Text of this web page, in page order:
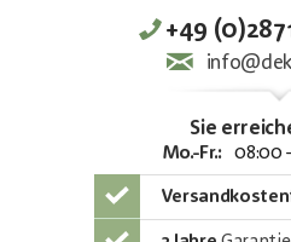
+49
Sie
Mo.-Fr.: 08:00